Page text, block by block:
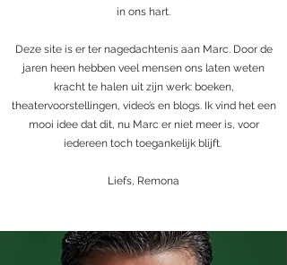
in ons hart.
Deze site is er ter nagedachtenis aan Marc. Door de
jaren heen hebben veel mensen ons laten weten
kracht te halen uit zijn werk: boeken,
theatervoorstellingen, video’s en blogs. Ik vind het een
mooi idee dat dit, nu Marc er niet meer is, voor
iedereen toch toegankelijk blijft.
Liefs, Remona